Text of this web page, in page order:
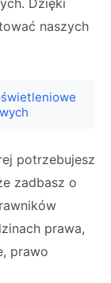
Dzięki
naszych
potrzebujesz
zadbasz o
prawa,
prawo